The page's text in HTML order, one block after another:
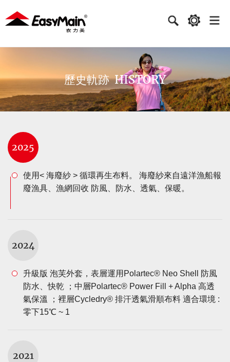
衣
力
美
實
業
歷史軌跡 HISTORY
2025
使用< 海廢紗 > 循環再生布料。 海廢紗來自遠洋漁船報
廢漁具、漁網回收 防風、防水、透氣、保暖。
2024
升級版 泡芙外套，表層運用Polartec® Neo Shell 防風
防水、快乾 ；中層Polartec® Power Fill + Alpha 高透
氣保溫 ；裡層Cycledry® 排汗透氣滑順布料 適合環境 :
零下15℃ ~ 1
2021